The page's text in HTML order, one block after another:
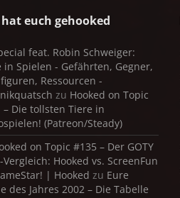
hat euch gehooked
feat. Robin Schweiger:
in Spielen - Gefährten, Gegner,
Ressourcen -
zu Hooked on Topic
– Die tollsten Tiere in
(Patreon/Steady)
on Topic #135 – Der GOTY
Vergleich: Hooked vs. ScreenFun
| Hooked zu Eure
des Jahres 2002 – Die Tabelle